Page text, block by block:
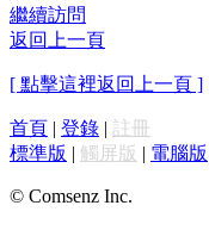
繼續訪問
返回上一頁
[ 點擊這裡返回上一頁 ]
首頁 | 登錄 | 註冊
標準版 | 觸屏版 | 電腦版
© Comsenz Inc.